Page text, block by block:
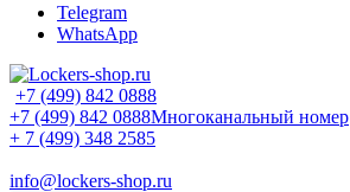
Telegram
WhatsApp
+7 (499) 842 0888
+7 (499) 842 0888Многоканальный номер
+ 7 (499) 348 2585
info@lockers-shop.ru